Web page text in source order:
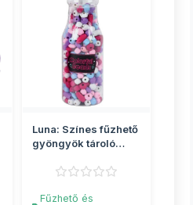
Luna: Színes fűzhető
gyöngyök tároló
Fűzhető és